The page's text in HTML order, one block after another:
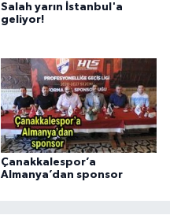
Salah yarın İstanbul'a
geliyor!
Çanakkalespor’a
Almanya’dan sponsor